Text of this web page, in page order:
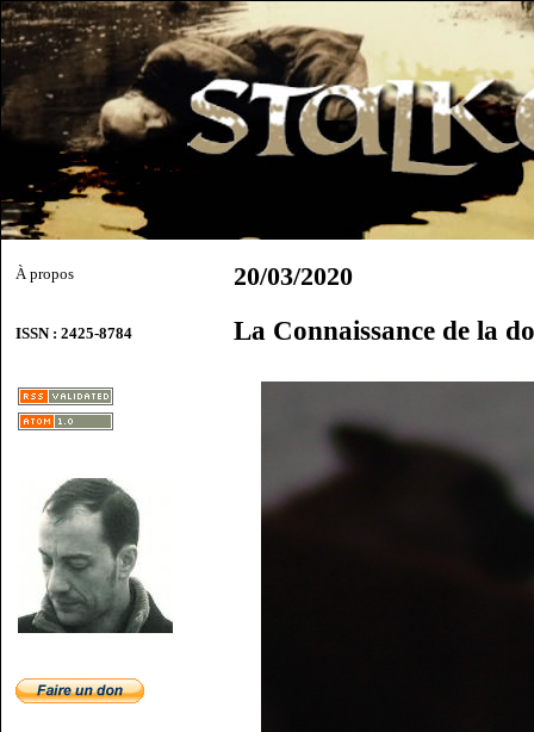
À propos
ISSN : 2425-8784
20/03/2020
La Connaissance de la